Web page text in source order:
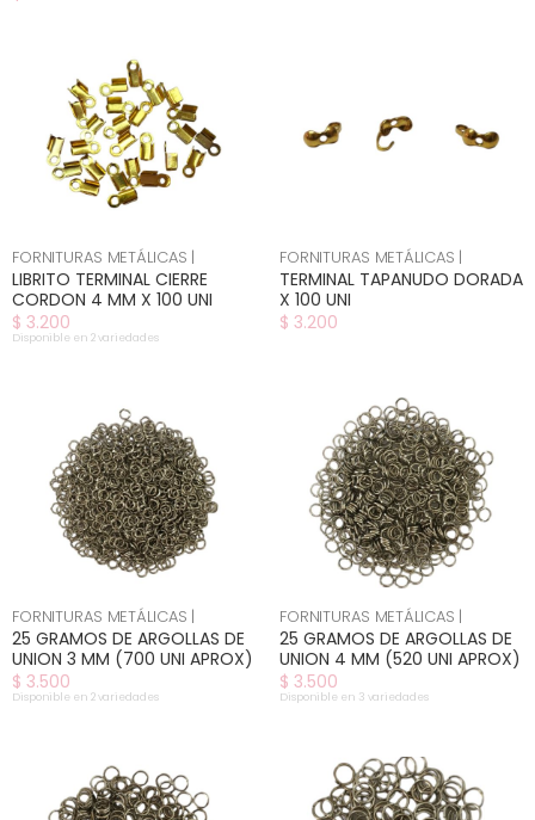
FORNITURAS METÁLICAS |
LIBRITO TERMINAL CIERRE
CORDON 4 MM X 100 UNI
$ 3.200
Disponible en 2 variedades
FORNITURAS METÁLICAS |
TERMINAL TAPANUDO DORADA
X 100 UNI
$ 3.200
FORNITURAS METÁLICAS |
25 GRAMOS DE ARGOLLAS DE
UNION 3 MM (700 UNI APROX)
$ 3.500
Disponible en 2 variedades
FORNITURAS METÁLICAS |
25 GRAMOS DE ARGOLLAS DE
UNION 4 MM (520 UNI APROX)
$ 3.500
Disponible en 3 variedades